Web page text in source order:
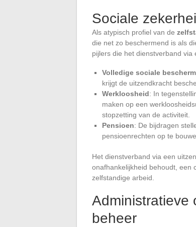
Sociale
Als atypisch profiel van de
die net zo beschermend is als
pijlers die het dienstverband via
Volledige sociale
krijgt de uitzendkracht
Werkloosheid: In
maken op een
stopzetting van de activiteit.
Pensioen: De bijdragen
pensioenrechten op te
Het dienstverband via een
onafhankelijkheid behoudt, een
zelfstandige arbeid.
Administratieve
beheer